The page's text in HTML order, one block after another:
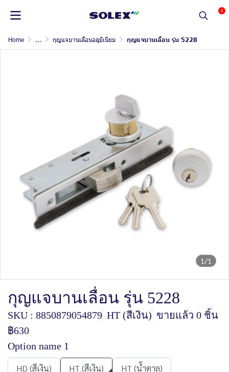
0
Home ... กุญแจบานเลื่อนอลูมิเนียม กุญแจบานเลื่อน รุ่น 5228
1/1
กุญแจบานเลื่อน รุ่น 5228
SKU : 8850879054879 HT (สีเงิน) ขายแล้ว 0 ชิ้น
฿630
Option name 1
HD (สีเงิน) HT (สีเงิน)
HT (น้ำตาล)